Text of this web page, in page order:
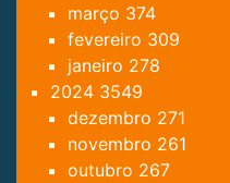
março 374
fevereiro 309
janeiro 278
2024 3549
dezembro 271
novembro 261
outubro 267